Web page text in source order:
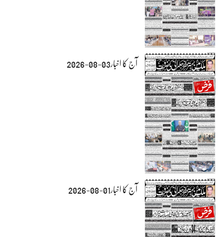
آج کا اخبار03-08-2026
آج کا اخبار01-08-2026